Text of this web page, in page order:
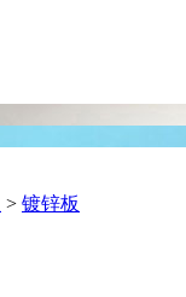
> 镀锌板